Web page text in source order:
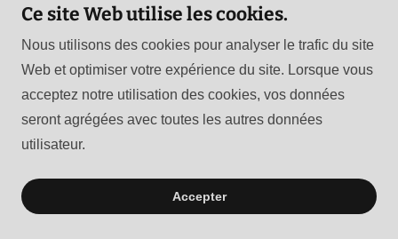
Ce site Web utilise les cookies.
Nous utilisons des cookies pour analyser le trafic du site
Web et optimiser votre expérience du site. Lorsque vous
acceptez notre utilisation des cookies, vos données
seront agrégées avec toutes les autres données
utilisateur.
Accepter